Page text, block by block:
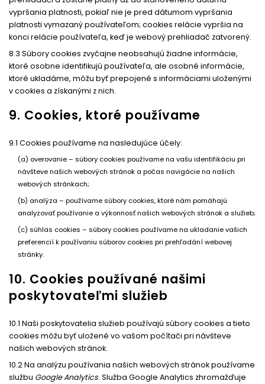
vypršania platnosti, pokiaľ nie je pred dátumom vypršania
platnosti vymazaný používateľom; cookies relácie vypršia na
konci relácie používateľa, keď je webový prehliadač zatvorený.
8.3 Súbory cookies zvyčajne neobsahujú žiadne informácie,
ktoré osobne identifikujú používateľa, ale osobné informácie,
ktoré ukladáme, môžu byť prepojené s informáciami uloženými
v cookies a získanými z nich.
9. Cookies, ktoré používame
9.1 Cookies používame na nasledujúce účely:
(a) overovanie – súbory cookies používame na vašu identifikáciu pri
návšteve našich webových stránok a počas navigácie na našich
webových stránkach;
(b) analýza – používame súbory cookies, ktoré nám pomáhajú
analyzovať používanie a výkonnosť našich webových stránok a služieb;
(c) súhlas cookies – súbory cookies používame na ukladanie vašich
preferencií k používaniu súborov cookies pri prehľadání webovej
stránky.
10. Cookies používané našimi
poskytovateľmi služieb
10.1 Naši poskytovatelia služieb používajú súbory cookies a tieto
cookies môžu byť uložené vo vašom počítači pri návšteve
našich webových stránok.
10.2 Na analýzu používania našich webových stránok používame
službu Google Analytics. Služba Google Analytics zhromažďuje